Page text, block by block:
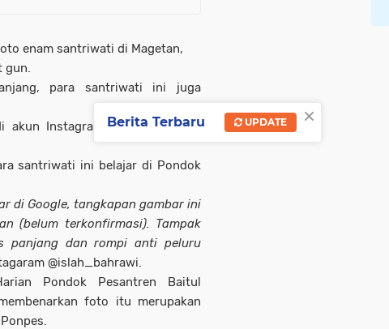
enam santriwati di Magetan,
gun.
para santriwati ini juga
Instagram @islah_bahrawi
santriwati ini belajar di Pondok
di Google, tangkapan gambar ini
(belum terkonfirmasi). Tampak
panjang dan rompi anti peluru
@islah_bahrawi.
Pondok Pesantren Baitul
foto itu merupakan
×
Berita Terbaru UPDATE